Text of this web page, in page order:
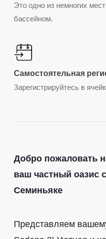
Это одно из немногих
бассейном.
Самостоятельная
Зарегистрируйтесь в
Добро пожаловать
ваш частный оазис
Семиньяке
Представляем